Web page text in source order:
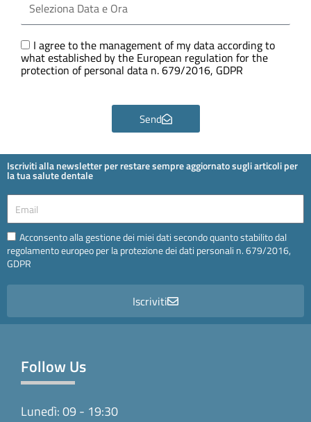
Data
e
GDPR
I agree to the management of my data according to
what established by the European regulation for the
protection of personal data n. 679/2016, GDPR
Send
Iscriviti alla newsletter per restare sempre aggiornato sugli articoli per
la tua salute dentale
Email
Email
Acconsento alla gestione dei miei dati secondo quanto stabilito dal
regolamento europeo per la protezione dei dati personali n. 679/2016,
GDPR
Iscriviti
Follow Us
Lunedì: 09 - 19:30